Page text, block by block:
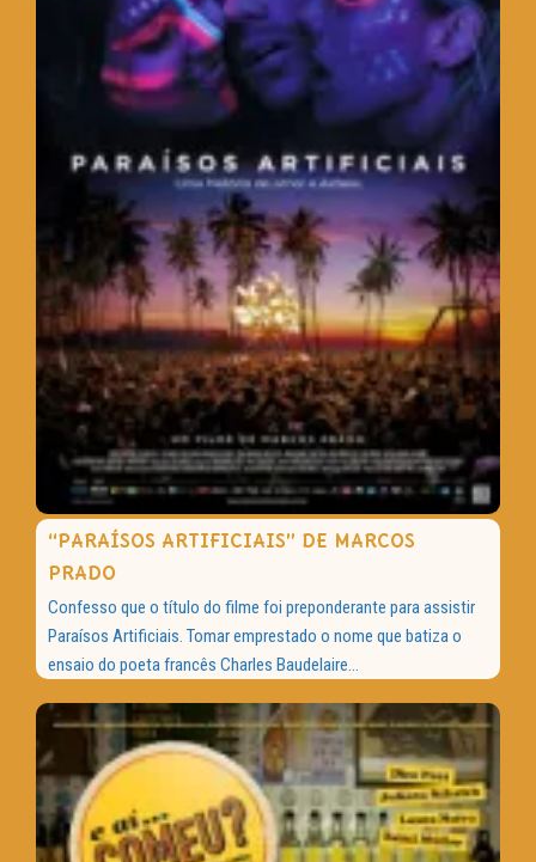
“PARAÍSOS ARTIFICIAIS” DE MARCOS
PRADO
Confesso que o título do filme foi preponderante para assistir
Paraísos Artificiais. Tomar emprestado o nome que batiza o
ensaio do poeta francês Charles Baudelaire...